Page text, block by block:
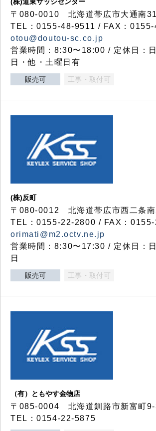
〒080-0010 北海道帯広市大通南
TEL：0155-48-9511 / FAX：
otou@doutou-sc.co.jp
営業時間：8:30〜18:00 / 定休日：
日・他・土曜日有
販売可 工事・取付可
(株)反町
〒080-0012 北海道帯広市西二条
TEL：0155-22-2800 / FAX：
orimati@m2.octv.ne.jp
営業時間：8:30〜17:30 / 定休日：
日
販売可 工事・取付可
（有）ともやす金物店
〒085-0004 北海道釧路市新富町
TEL：0154-22-5875